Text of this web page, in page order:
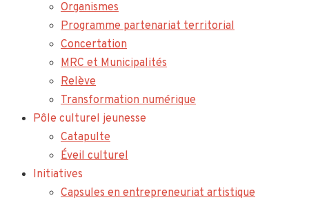
Organismes
Programme partenariat territorial
Concertation
MRC et Municipalités
Relève
Transformation numérique
Pôle culturel jeunesse
Catapulte
Éveil culturel
Initiatives
Capsules en entrepreneuriat artistique